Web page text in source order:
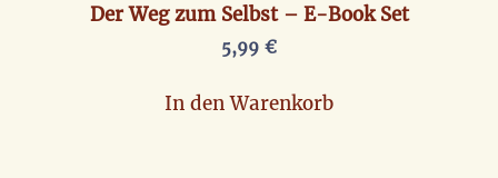
Der Weg zum Selbst – E-Book Set
5,99 €
In den Warenkorb